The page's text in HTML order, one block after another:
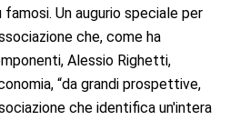
Un augurio speciale per
che, come ha
Alessio Righetti,
“da grandi prospettive,
che identifica un'intera